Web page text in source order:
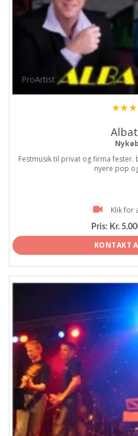
ProArtist
Festmusik til privat og firma fester.
nyere pop
Klik for
Pris: Kr.
KONTAKT